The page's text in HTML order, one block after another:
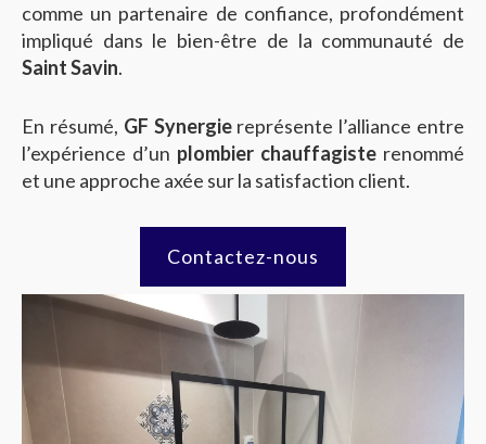
comme un partenaire de confiance, profondément
impliqué dans le bien-être de la communauté de
Saint Savin.
En résumé, GF Synergiereprésente l’alliance entre
l’expérience d’un plombier chauffagiste renommé
et une approche axée sur la satisfaction client.
Contactez-nous